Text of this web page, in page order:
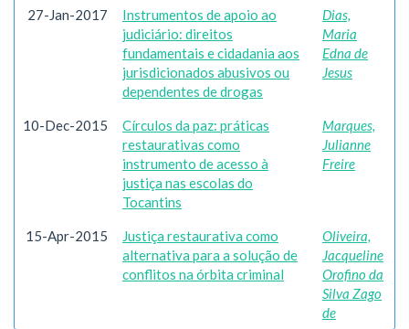
27-Jan-2017
Instrumentos de apoio ao
judiciário: direitos
fundamentais e cidadania aos
jurisdicionados abusivos ou
dependentes de drogas
Dias,
Maria
Edna de
Jesus
10-Dec-2015
Círculos da paz: práticas
restaurativas como
instrumento de acesso à
justiça nas escolas do
Tocantins
Marques,
Julianne
Freire
15-Apr-2015
Justiça restaurativa como
alternativa para a solução de
conflitos na órbita criminal
Oliveira,
Jacqueline
Orofino da
Silva Zago
de